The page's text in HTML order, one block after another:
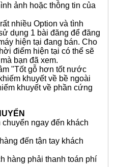
ảnh hoặc thông tin của
nhiều Option và tình
dụng 1 bài đăng để đăng
hiện tại đang bán. Cho
điểm hiện tại có thể sẽ
bạn đã xem.
"Tốt gỗ hơn tốt nước
khuyết về bề ngoài
khuyết về phần cứng
ngay đến khách
đến tận tay khách
hàng phải thanh toán phí